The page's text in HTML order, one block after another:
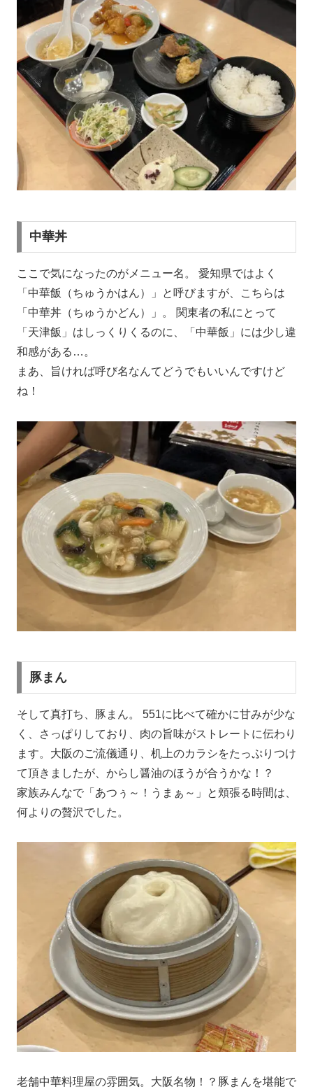
中華丼
ここで気になったのがメニュー名。 愛知県ではよく
「中華飯（ちゅうかはん）」と呼びますが、こちらは
「中華丼（ちゅうかどん）」。 関東者の私にとって
「天津飯」はしっくりくるのに、「中華飯」には少し違
和感がある…。
まあ、旨ければ呼び名なんてどうでもいいんですけど
ね！
豚まん
そして真打ち、豚まん。 551に比べて確かに甘みが少な
く、さっぱりしており、肉の旨味がストレートに伝わり
ます。大阪のご流儀通り、机上のカラシをたっぷりつけ
て頂きましたが、からし醤油のほうが合うかな！？
家族みんなで「あつぅ～！うまぁ～」と頬張る時間は、
何よりの贅沢でした。
老舗中華料理屋の雰囲気。大阪名物！？豚まんを堪能で